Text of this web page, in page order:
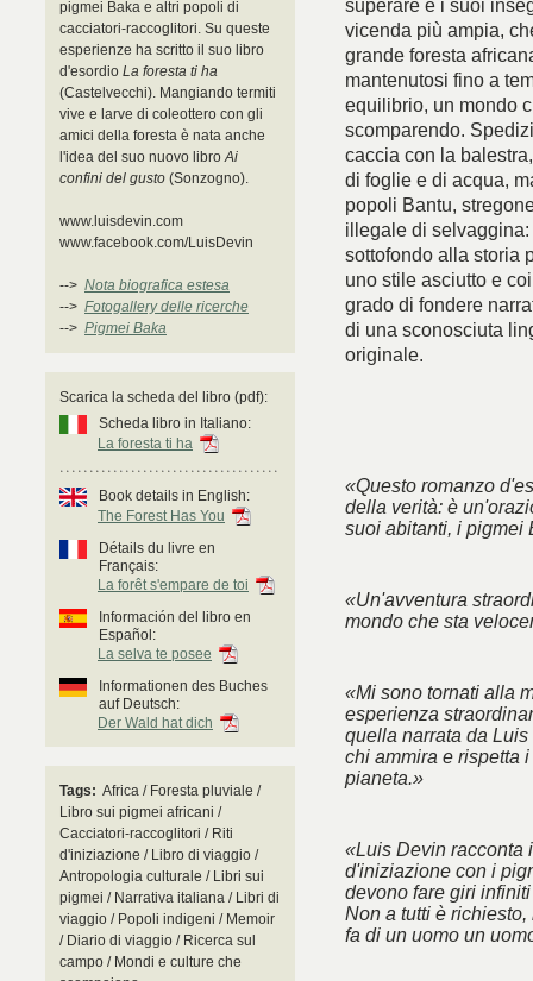
pigmei Baka e altri popoli di
cacciatori-raccoglitori. Su queste
esperienze ha scritto il suo libro
d'esordio La foresta ti ha
(Castelvecchi). Mangiando termiti
vive e larve di coleottero con gli
amici della foresta è nata anche
l'idea del suo nuovo libroAi
confini del gusto (Sonzogno).
www.luisdevin.com
www.facebook.com/LuisDevin
--> Nota biografica estesa
--> Fotogallery delle ricerche
--> Pigmei Baka
Scarica la scheda del libro (pdf):
Scheda libro in Italiano:
La foresta ti ha
Book details in English:
The Forest Has You
Détails du livre en
Français:
La forêt s'empare de toi
Información del libro en
Español:
La selva te posee
Informationen des Buches
auf Deutsch:
Der Wald hat dich
Tags: Africa / Foresta pluviale /
Libro sui pigmei africani /
Cacciatori-raccoglitori / Riti
d'iniziazione / Libro di viaggio /
Antropologia culturale / Libri sui
pigmei / Narrativa italiana / Libri di
viaggio / Popoli indigeni / Memoir
/ Diario di viaggio / Ricerca sul
campo / Mondi e culture che
superare e i suoi
vicenda più ampia,
grande foresta
mantenutosi fino a
equilibrio, un mondo
scomparendo.
caccia con la
di foglie e di acqua,
popoli Bantu,
illegale di
sottofondo alla storia
uno stile asciutto e
grado di fondere
di una sconosciuta
originale.
«Questo romanzo
della verità: è
suoi abitanti, i pigmei
«Un'avventura
mondo che sta
«Mi sono tornati alla
esperienza
quella narrata da
chi ammira e rispetta
pianeta.»
«Luis Devin racconta
d'iniziazione con i
devono fare giri
Non a tutti è
fa di un uomo un